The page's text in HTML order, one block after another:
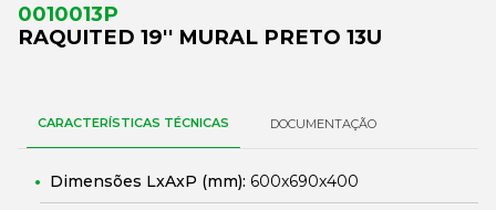
0010013P
RAQUITED 19'' MURAL PRETO 13U
CARACTERÍSTICAS TÉCNICAS DOCUMENTAÇÃO
Dimensões LxAxP (mm): 600x690x400